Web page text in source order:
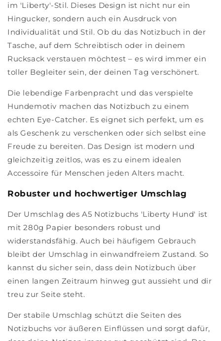
im 'Liberty'-Stil. Dieses Design ist nicht nur ein
Hingucker, sondern auch ein Ausdruck von
Individualität und Stil. Ob du das Notizbuch in der
Tasche, auf dem Schreibtisch oder in deinem
Rucksack verstauen möchtest – es wird immer ein
toller Begleiter sein, der deinen Tag verschönert.
Die lebendige Farbenpracht und das verspielte
Hundemotiv machen das Notizbuch zu einem
echten Eye-Catcher. Es eignet sich perfekt, um es
als Geschenk zu verschenken oder sich selbst eine
Freude zu bereiten. Das Design ist modern und
gleichzeitig zeitlos, was es zu einem idealen
Accessoire für Menschen jeden Alters macht.
Robuster und hochwertiger Umschlag
Der Umschlag des A5 Notizbuchs 'Liberty Hund' ist
mit 280g Papier besonders robust und
widerstandsfähig. Auch bei häufigem Gebrauch
bleibt der Umschlag in einwandfreiem Zustand. So
kannst du sicher sein, dass dein Notizbuch über
einen langen Zeitraum hinweg gut aussieht und dir
treu zur Seite steht.
Der stabile Umschlag schützt die Seiten des
Notizbuchs vor äußeren Einflüssen und sorgt dafür,